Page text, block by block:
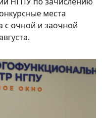
места
с очной и заочной